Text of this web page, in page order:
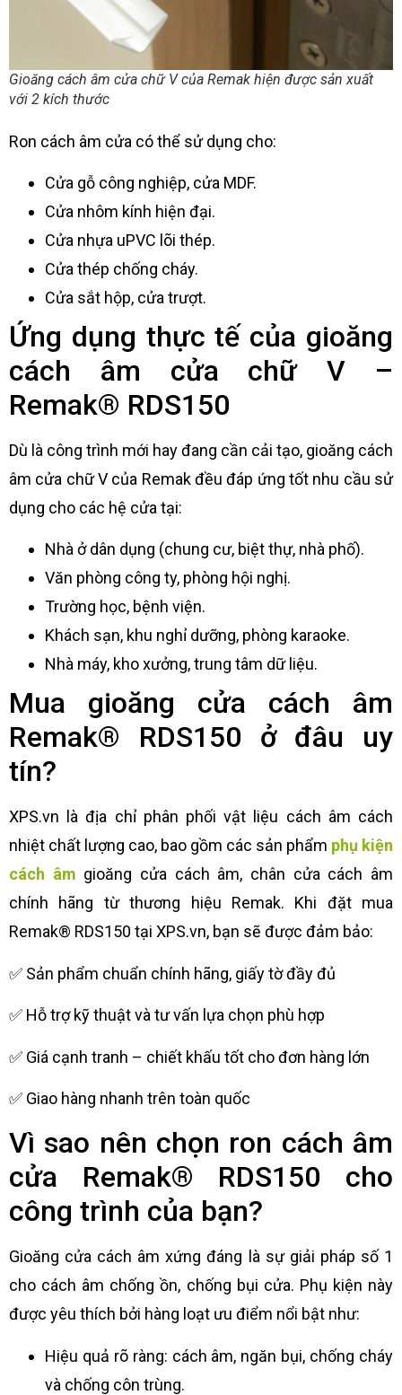
Gioăng cách âm cửa chữ V của Remak hiện được sản xuất
với 2 kích thước
Ron cách âm cửa có thể sử dụng cho:
Cửa gỗ công nghiệp, cửa MDF.
Cửa nhôm kính hiện đại.
Cửa nhựa uPVC lõi thép.
Cửa thép chống cháy.
Cửa sắt hộp, cửa trượt.
Ứng dụng thực tế của gioăng
cách âm cửa chữ V –
Remak® RDS150
Dù là công trình mới hay đang cần cải tạo, gioăng cách
âm cửa chữ V của Remak đều đáp ứng tốt nhu cầu sử
dụng cho các hệ cửa tại:
Nhà ở dân dụng (chung cư, biệt thự, nhà phố).
Văn phòng công ty, phòng hội nghị.
Trường học, bệnh viện.
Khách sạn, khu nghỉ dưỡng, phòng karaoke.
Nhà máy, kho xưởng, trung tâm dữ liệu.
Mua gioăng cửa cách âm
Remak® RDS150 ở đâu uy
tín?
XPS.vn là địa chỉ phân phối vật liệu cách âm cách
nhiệt chất lượng cao, bao gồm các sản phẩm phụ kiện
cách âm gioăng cửa cách âm, chân cửa cách âm
chính hãng từ thương hiệu Remak. Khi đặt mua
Remak® RDS150 tại XPS.vn, bạn sẽ được đảm bảo:
✅ Sản phẩm chuẩn chính hãng, giấy tờ đầy đủ
✅ Hỗ trợ kỹ thuật và tư vấn lựa chọn phù hợp
✅ Giá cạnh tranh – chiết khấu tốt cho đơn hàng lớn
✅ Giao hàng nhanh trên toàn quốc
Vì sao nên chọn ron cách âm
cửa Remak® RDS150 cho
công trình của bạn?
Gioăng cửa cách âm xứng đáng là sự giải pháp số 1
cho cách âm chống ồn, chống bụi cửa. Phụ kiện này
được yêu thích bởi hàng loạt ưu điểm nổi bật như:
Hiệu quả rõ ràng: cách âm, ngăn bụi, chống cháy
và chống côn trùng.